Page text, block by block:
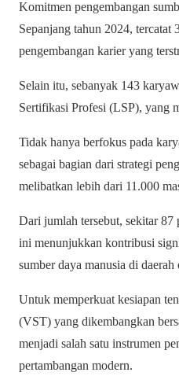
Komitmen pengembangan
Sepanjang tahun 2024, tercatat
pengembangan karier yang
Selain itu, sebanyak 143
Sertifikasi Profesi (LSP), yang
Tidak hanya berfokus pada
sebagai bagian dari strategi
melibatkan lebih dari 11.000
Dari jumlah tersebut, sekitar
ini menunjukkan kontribusi
sumber daya manusia di daerah
Untuk memperkuat kesiapan
(VST) yang dikembangkan
menjadi salah satu instrumen
pertambangan modern.